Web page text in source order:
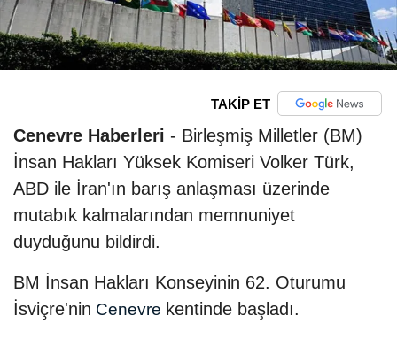
TAKİP ET
Cenevre Haberleri - Birleşmiş Milletler (BM)
İnsan Hakları Yüksek Komiseri Volker Türk,
ABD ile İran'ın barış anlaşması üzerinde
mutabık kalmalarından memnuniyet
duyduğunu bildirdi.
BM İnsan Hakları Konseyinin 62. Oturumu
İsviçre'nin Cenevre kentinde başladı.